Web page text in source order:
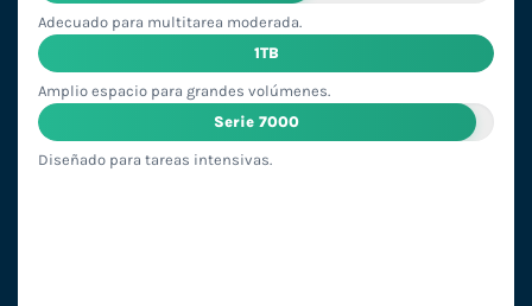
Adecuado para multitarea moderada.
1TB
Amplio espacio para grandes volúmenes.
Serie 7000
Diseñado para tareas intensivas.